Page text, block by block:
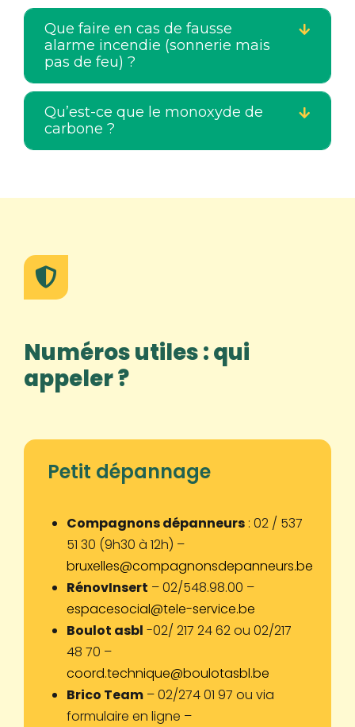
Que faire en cas de fausse
alarme incendie (sonnerie mais
pas de feu) ?
Qu’est-ce que le monoxyde de
carbone ?
Numéros utiles : qui
appeler ?
Petit dépannage
Compagnons dépanneurs: 02 / 537
51 30 (9h30 à 12h) –
bruxelles@compagnonsdepanneurs.be
RénovInsert – 02/548.98.00 –
espacesocial@tele-service.be
Boulot asbl -02/ 217 24 62 ou 02/217
48 70 –
coord.technique@boulotasbl.be
Brico Team– 02/274 01 97 ou via
formulaire en ligne –